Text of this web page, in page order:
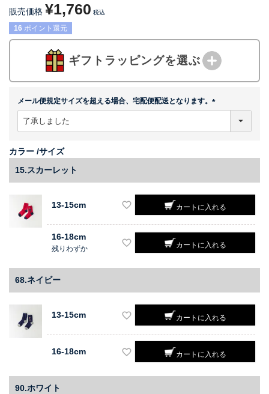
販売価格 ¥1,760 税込
16 ポイント還元
ギフトラッピングを選ぶ
メール便規定サイズを超える場合、宅配便配送となります。
カラー サイズ
15.スカーレット
13-15cm カートに入れる
16-18cm
残りわずか カートに入れる
68.ネイビー
13-15cm カートに入れる
16-18cm カートに入れる
90.ホワイト